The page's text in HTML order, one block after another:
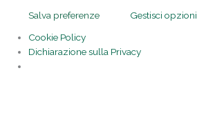
Salva preferenze
Gestisci opzioni
Cookie Policy
Dichiarazione sulla Privacy